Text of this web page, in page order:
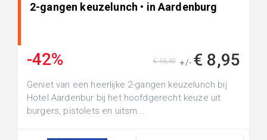
2-gangen keuzelunch • in Aardenburg
-42% +/- € 8,95
€ 15,30
Geniet van een heerlijke 2-gangen keuzelunch bij
Hotel Aardenbur bij het hoofdgerecht keuze uit
burgers, pistolets en uitsm...